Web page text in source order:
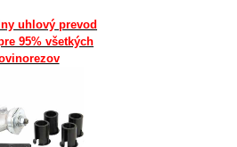
uhlový prevod
95% všetkých